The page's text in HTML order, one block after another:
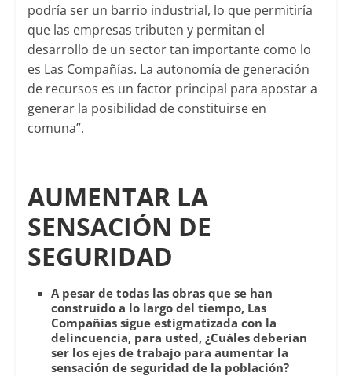
podría ser un barrio industrial, lo que permitiría
que las empresas tributen y permitan el
desarrollo de un sector tan importante como lo
es Las Compañías. La autonomía de generación
de recursos es un factor principal para apostar a
generar la posibilidad de constituirse en
comuna”.
AUMENTAR LA
SENSACIÓN DE
SEGURIDAD
A pesar de todas las obras que se han
construido a lo largo del tiempo, Las
Compañías sigue estigmatizada con la
delincuencia, para usted, ¿Cuáles deberían
ser los ejes de trabajo para aumentar la
sensación de seguridad de la población?